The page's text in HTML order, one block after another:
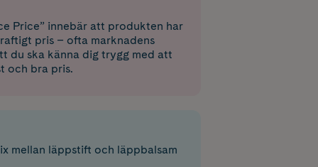
Price” innebär att produkten har
pris – ofta marknadens
du ska känna dig trygg med att
och bra pris.
mellan läppstift och läppbalsam